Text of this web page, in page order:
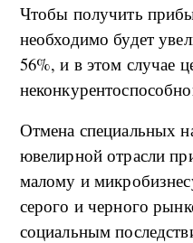
Чтобы получить
необходимо будет
56%, и в этом случае
Отмена специальных
ювелирной отрасли
малому и
серого и черного
социальным